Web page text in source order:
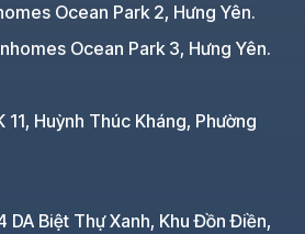
Ocean Park 2, Hưng Yên.
Ocean Park 3, Hưng Yên.
11, Huỳnh Thúc Kháng, Phường
DA Biệt Thự Xanh, Khu Đồn Điền,